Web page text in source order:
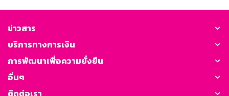
ข่าวสาร
บริการทางการเงิน
การพัฒนาเพื่อความยั่งยืน
อื่นๆ